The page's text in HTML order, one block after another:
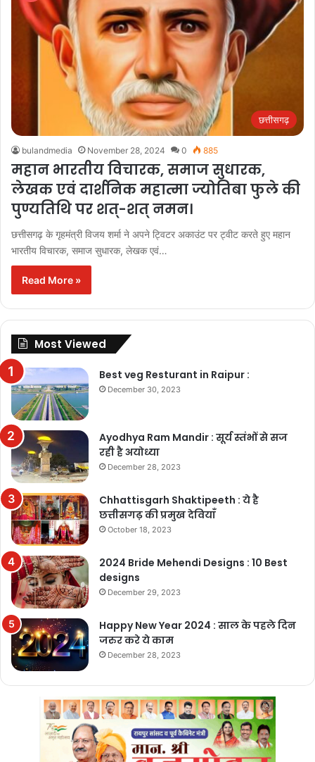
छत्तीसगढ़
bulandmedia November 28, 2024 0 885
महान भारतीय विचारक, समाज सुधारक,
लेखक एवं दार्शनिक महात्मा ज्योतिबा फुले की
पुण्यतिथि पर शत्-शत् नमन।
छत्तीसगढ़ के गृहमंत्री विजय शर्मा ने अपने ट्विटर अकाउंट पर ट्वीट करते हुए महान
भारतीय विचारक, समाज सुधारक, लेखक एवं…
Read More »
Most Viewed
Best veg Resturant in Raipur :
December 30, 2023
Ayodhya Ram Mandir : सूर्य स्तंभों से सज
रही है अयोध्या
December 28, 2023
Chhattisgarh Shaktipeeth : ये है
छत्तीसगढ़ की प्रमुख देवियाँ
October 18, 2023
2024 Bride Mehendi Designs : 10 Best
designs
December 29, 2023
Happy New Year 2024 : साल के पहले दिन
जरुर करे ये काम
December 28, 2023